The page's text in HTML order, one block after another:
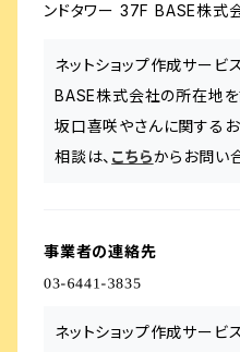
ンドタワー 37F BASE株式
ネットショップ作成サービ
BASE株式会社の所在地を
坂口喜咲やさんに関する
相談は、 こちらからお問い
事業者の連絡先
ネットショップ作成サービ